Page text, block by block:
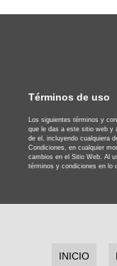
Términos de uso
Los siguientes términos y
que le das a este sitio web y
de el, incluyendo cualquiera
Condiciones, en cualquier
cambios en el Sitio Web. Al
términos y condiciones en lo
INICIO